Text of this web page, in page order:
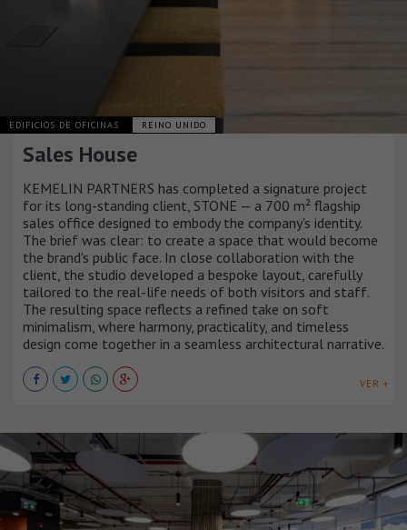
EDIFICIOS DE OFICINAS REINO UNIDO
Sales House
KEMELIN PARTNERS has completed a signature project
for its long-standing client, STONE — a 700 m² flagship
sales office designed to embody the company's identity.
The brief was clear: to create a space that would become
the brand's public face. In close collaboration with the
client, the studio developed a bespoke layout, carefully
tailored to the real-life needs of both visitors and staff.
The resulting space reflects a refined take on soft
minimalism, where harmony, practicality, and timeless
design come together in a seamless architectural narrative.
VER +